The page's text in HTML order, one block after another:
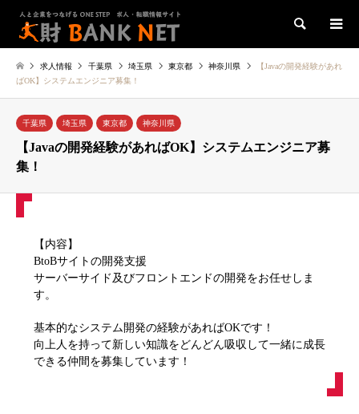
検索
求人情報 千葉県 埼玉県 東京都 神奈川県
【Javaの開発経験があれ
ばOK】システムエンジニア募集！
千葉県 埼玉県 東京都 神奈川県
【Javaの開発経験があればOK】システムエンジニア募
集！
【内容】
BtoBサイトの開発支援
サーバーサイド及びフロントエンドの開発をお任せしま
す。
基本的なシステム開発の経験があればOKです！
向上人を持って新しい知識をどんどん吸収して一緒に成長
できる仲間を募集しています！